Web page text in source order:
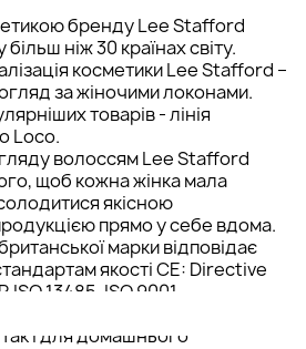
бренду Lee Stafford
ніж 30 країнах світу.
косметики Lee Stafford –
за жіночими локонами.
товарів - лінія
Loco.
волоссям Lee Stafford
щоб кожна жінка мала
якісною
прямо у себе вдома.
марки відповідає
якості CE: Directive
ISO 13485, ISO 9001.
підходять як для
і для домашнього